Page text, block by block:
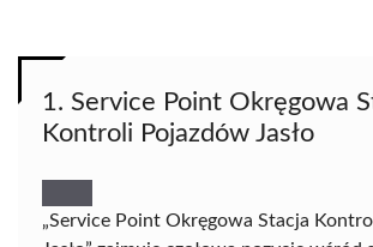
1. Service Point Okręgowa
Kontroli Pojazdów Jasło
„Service Point Okręgowa Stacja